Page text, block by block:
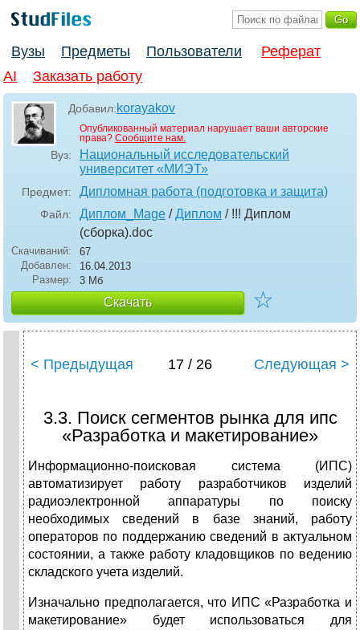
Вузы Предметы Пользователи
Реферат
AI
Заказать работу
Добавил:korayakov
Опубликованный материал нарушает ваши авторские
права? Сообщите нам.
Вуз:
Национальный исследовательский
университет «МИЭТ»
Предмет: Дипломная работа (подготовка и защита)
Файл: Диплом_Mage /Диплом / !!! Диплом
(сборка).doc
Скачиваний:
67
Добавлен:
16.04.2013
Размер:
3 Мб
Скачать ☆
< Предыдущая 17 / 26 Следующая >
3.3. Поиск сегментов рынка для ипс
«Разработка и макетирование»
Информационно-поисковая система (ИПС)
автоматизирует работу разработчиков изделий
радиоэлектронной аппаратуры по поиску
необходимых сведений в базе знаний, работу
операторов по поддержанию сведений в актуальном
состоянии, а также работу кладовщиков по ведению
складского учета изделий.
Изначально предполагается, что ИПС «Разработка и
макетирование» будет использоваться для